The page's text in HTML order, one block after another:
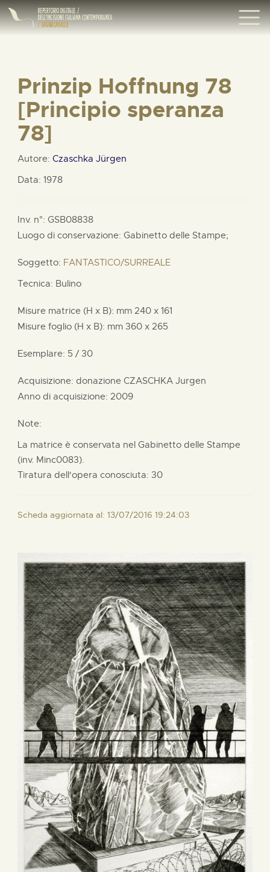
Prinzip Hoffnung 78
[Principio speranza
78]
Autore: Czaschka Jürgen
Data: 1978
Inv. n°: GSB08838
Luogo di conservazione: Gabinetto delle Stampe;
Soggetto: FANTASTICO/SURREALE
Tecnica: Bulino
Misure matrice (H x B): mm 240 x 161
Misure foglio (H x B): mm 360 x 265
Esemplare: 5 / 30
Acquisizione: donazione CZASCHKA Jurgen
Anno di acquisizione: 2009
Note:
La matrice è conservata nel Gabinetto delle Stampe
(inv. Minc0083).
Tiratura dell'opera conosciuta: 30
Scheda aggiornata al: 13/07/2016 19:24:03